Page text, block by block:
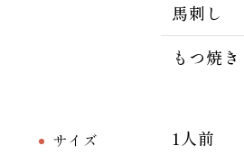
馬刺し
もつ焼き
サイズ
1人前